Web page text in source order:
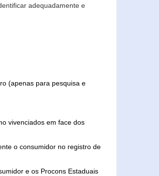
adequadamente e
(apenas para pesquisa e
vivenciados em face dos
o consumidor no registro de
e os Procons Estaduais